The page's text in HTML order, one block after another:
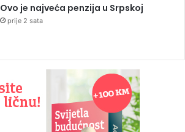
Ovo je najveća penzija u Srpskoj
prije 2 sata